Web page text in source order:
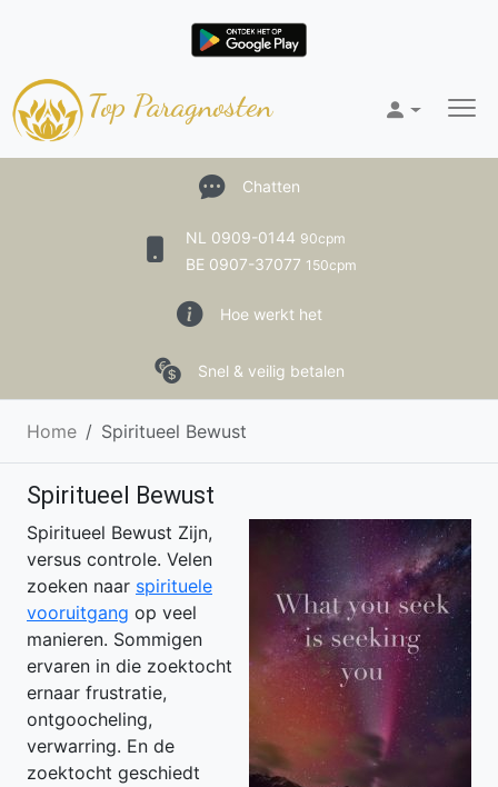
Top Paragnosten
Chatten
NL 0909-0144 90cpm
BE 0907-37077 150cpm
Hoe werkt het
Snel & veilig betalen
Home Spiritueel Bewust
Spiritueel Bewust
Spiritueel Bewust Zijn,
versus controle. Velen
zoeken naar spirituele
vooruitgang op veel
manieren. Sommigen
ervaren in die zoektocht
ernaar frustratie,
ontgoocheling,
verwarring. En de
zoektocht geschiedt